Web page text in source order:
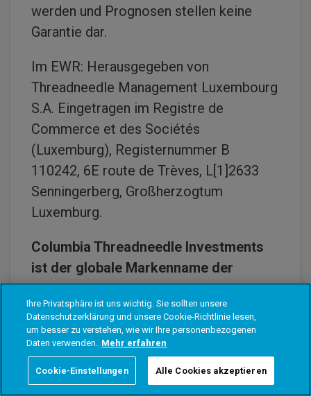
werden und Prognosen stellen keine
Garantie dar.
Im EWR: Herausgegeben von
Threadneedle Management Luxembourg
S.A. Eingetragen im Registre de
Commerce et des Sociétés
(Luxemburg), Registernummer B
110242, 6E route de Trèves, L[1]2633
Senningerberg, Großherzogtum
Luxemburg.
Columbia Threadneedle Investments
ist der globale Markenname der
Columbia- und Threadneedle-
Unternehmensgruppe.
Ihre Privatsphäre ist uns wichtig. Sie sollten unsere
Datenschutzerklärung und unsere Cookie-Richtlinie lesen,
um besser zu verstehen, wie wir Ihre personenbezogenen
Daten verwenden. Mehr erfahren
Cookie-Einstellungen Alle Cookies akzeptieren